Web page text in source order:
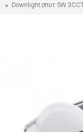
Downlight σποτ 5W